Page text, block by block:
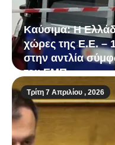
Καύσιμα: Η
χώρες της Ε.Ε. –
στην αντλία
του ΕΜΠ
Τρίτη 7 Απριλίου , 2026